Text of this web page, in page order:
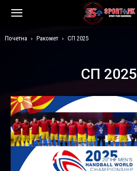
Почетна Ракомет СП 2025
СП 2025